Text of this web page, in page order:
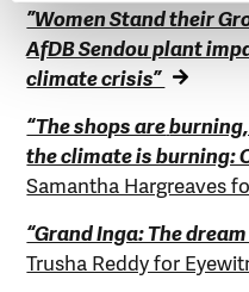
”Women Stand their
AfDB Sendou plant
climate crisis”
“The shops are
the climate is burning:
Samantha Hargreaves
“Grand Inga: The
Trusha Reddy for